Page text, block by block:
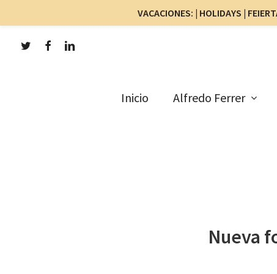
twitterfacebooklinkedin
Inicio Alfredo Ferrer
Nueva
VACACIONES: | HOLIDAYS |